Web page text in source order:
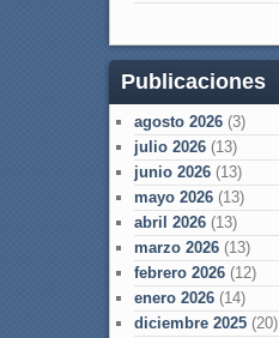
Publicaciones
agosto 2026(3)
julio 2026(13)
junio 2026(13)
mayo 2026(13)
abril 2026(13)
marzo 2026(13)
febrero 2026(12)
enero 2026(14)
diciembre 2025(20)